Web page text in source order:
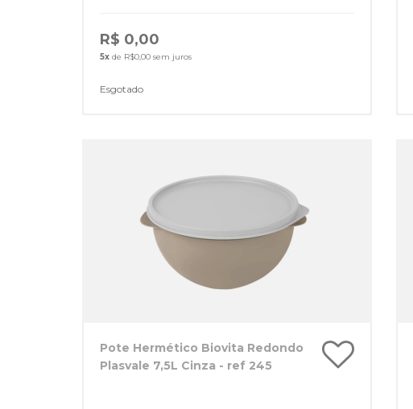
R$ 0,00
5x de R$0,00 sem juros
Esgotado
Pote Hermético Biovita Redondo
Plasvale 7,5L Cinza - ref 245